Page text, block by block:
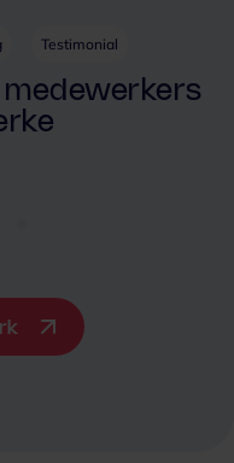
Testimonial
medewerkers